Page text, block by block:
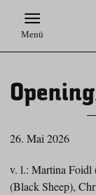
Menü
26. Mai 2026
v. l.: Martina Foidl
(Black Sheep),